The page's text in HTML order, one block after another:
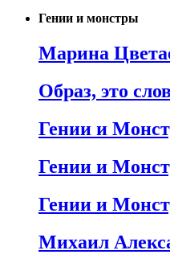
Гении и монстры
Марина
Образ, это
Гении и
Гении и
Гении и
Михаил